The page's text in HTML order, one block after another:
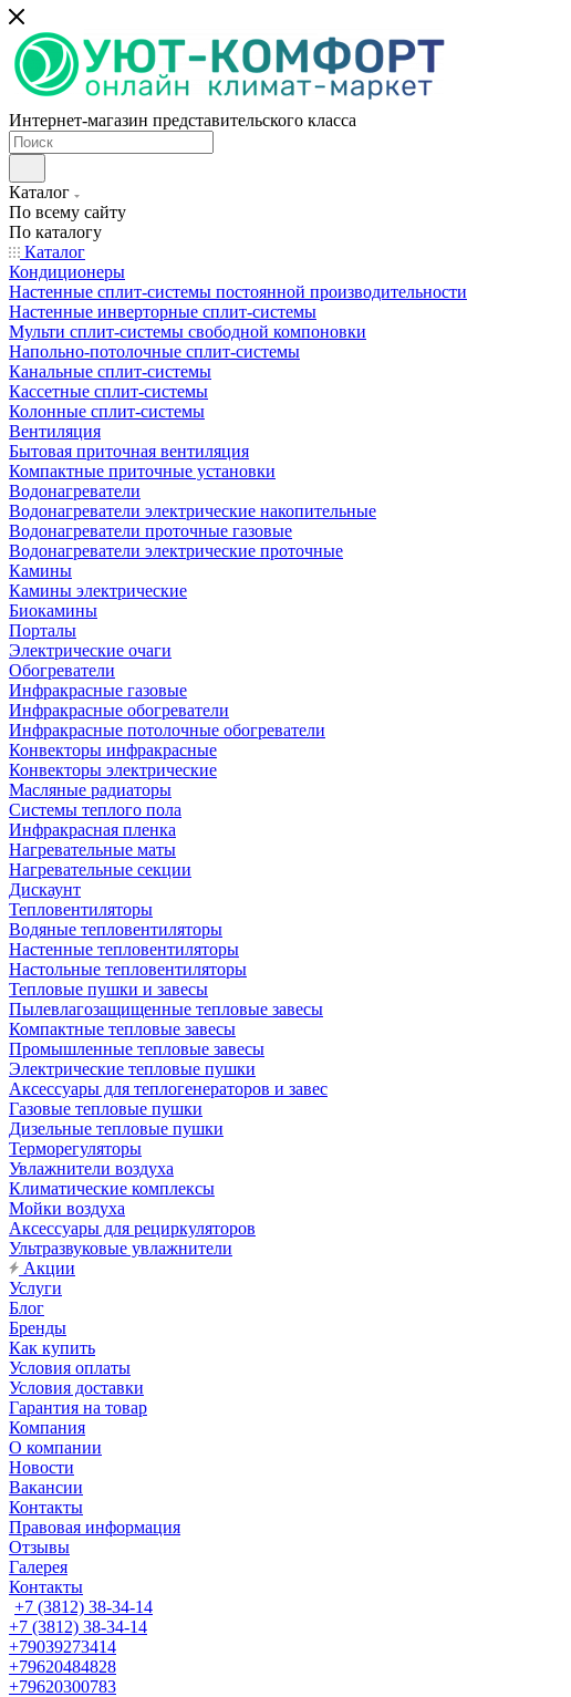
Интернет-магазин представительского класса
Каталог
По всему сайту
По каталогу
Каталог
Кондиционеры
Настенные сплит-системы постоянной производительности
Настенные инверторные сплит-системы
Мульти сплит-системы свободной компоновки
Напольно-потолочные сплит-системы
Канальные сплит-системы
Кассетные сплит-системы
Колонные сплит-системы
Вентиляция
Бытовая приточная вентиляция
Компактные приточные установки
Водонагреватели
Водонагреватели электрические накопительные
Водонагреватели проточные газовые
Водонагреватели электрические проточные
Камины
Камины электрические
Биокамины
Порталы
Электрические очаги
Обогреватели
Инфракрасные газовые
Инфракрасные обогреватели
Инфракрасные потолочные обогреватели
Конвекторы инфракрасные
Конвекторы электрические
Масляные радиаторы
Системы теплого пола
Инфракрасная пленка
Нагревательные маты
Нагревательные секции
Дискаунт
Тепловентиляторы
Водяные тепловентиляторы
Настенные тепловентиляторы
Настольные тепловентиляторы
Тепловые пушки и завесы
Пылевлагозащищенные тепловые завесы
Компактные тепловые завесы
Промышленные тепловые завесы
Электрические тепловые пушки
Аксессуары для теплогенераторов и завес
Газовые тепловые пушки
Дизельные тепловые пушки
Терморегуляторы
Увлажнители воздуха
Климатические комплексы
Мойки воздуха
Аксессуары для рециркуляторов
Ультразвуковые увлажнители
Акции
Услуги
Блог
Бренды
Как купить
Условия оплаты
Условия доставки
Гарантия на товар
Компания
О компании
Новости
Вакансии
Контакты
Правовая информация
Отзывы
Галерея
Контакты
+7 (3812) 38-34-14
+7 (3812) 38-34-14
+79039273414
+79620484828
+79620300783